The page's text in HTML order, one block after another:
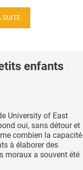
SUITE
enfants
University of East
oui, sans détour et
combien la capacité
à élaborer des
moraux a souvent été